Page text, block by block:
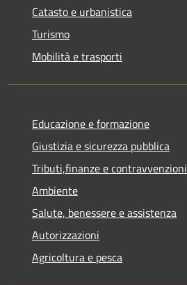
Catasto e urbanistica
Turismo
Mobilità e trasporti
Educazione e formazione
Giustizia e sicurezza pubblica
Tributi,finanze e contravvenzioni
Ambiente
Salute, benessere e assistenza
Autorizzazioni
Agricoltura e pesca